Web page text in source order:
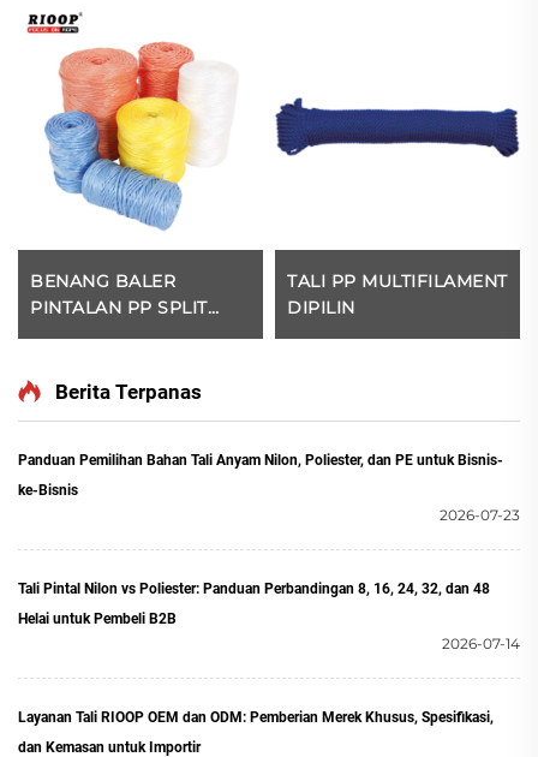
BENANG BALER
PINTALAN PP SPLIT
FILM
TALI PP MULTIFILAMENT
DIPILIN
Berita Terpanas
Panduan Pemilihan Bahan Tali Anyam Nilon, Poliester, dan PE untuk Bisnis-
ke-Bisnis
2026-07-23
Tali Pintal Nilon vs Poliester: Panduan Perbandingan 8, 16, 24, 32, dan 48
Helai untuk Pembeli B2B
2026-07-14
Layanan Tali RIOOP OEM dan ODM: Pemberian Merek Khusus, Spesifikasi,
dan Kemasan untuk Importir